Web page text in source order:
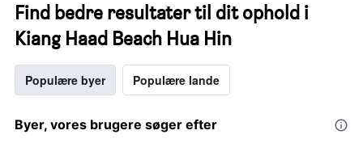
Find bedre resultater til dit ophold i
Kiang Haad Beach Hua Hin
Populære byer Populære lande
Byer, vores brugere søger efter